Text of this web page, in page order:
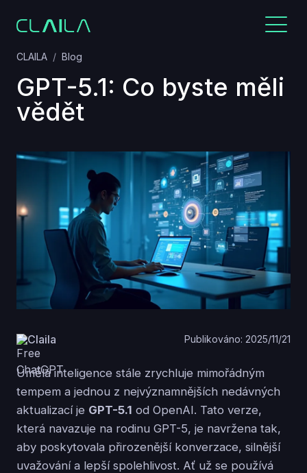
CLAILA Blog
GPT-5.1: Co byste měli
vědět
Claila Publikováno: 2025/11/21
Umělá inteligence stále zrychluje mimořádným
tempem a jednou z nejvýznamnějších nedávných
aktualizací je GPT-5.1 od OpenAI. Tato verze,
která navazuje na rodinu GPT-5, je navržena tak,
aby poskytovala přirozenější konverzace, silnější
uvažování a lepší spolehlivost. Ať už se používá